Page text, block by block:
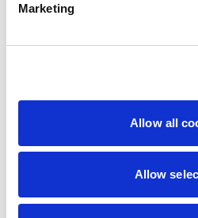
Marketing
Allow all
Allow
Laminat matowy
Wizytówka na papierze 300
który niweluje odbicia światła i
powierzchnię. Dodatkowo
zabrudzeniami.